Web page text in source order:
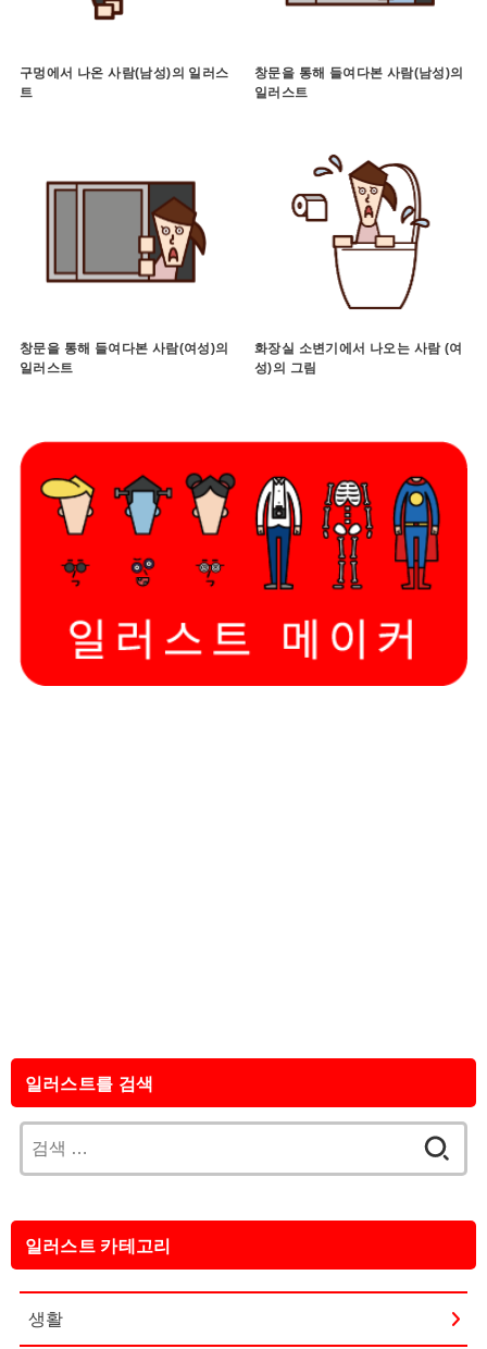
구멍에서 나온 사람(남성)의 일러스
트
창문을 통해 들여다본 사람(남성)의
일러스트
창문을 통해 들여다본 사람(여성)의
일러스트
화장실 소변기에서 나오는 사람 (여
성)의 그림
일러스트를 검색
색:
일러스트 카테고리
생활